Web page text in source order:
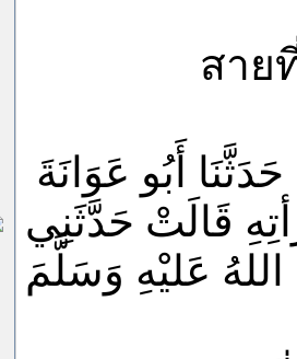
สาย
حَدَثَّنَا أَبُو عَوَانَةَ
قَالَتْ حَدَّثَنِي
اللهُ عَليْهِ وَسَلَّمَ